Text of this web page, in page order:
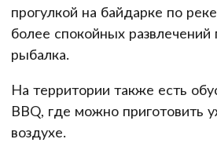
прогулкой на байдарке по
более спокойных
рыбалка.
На территории также есть
BBQ, где можно приготовить
воздухе.